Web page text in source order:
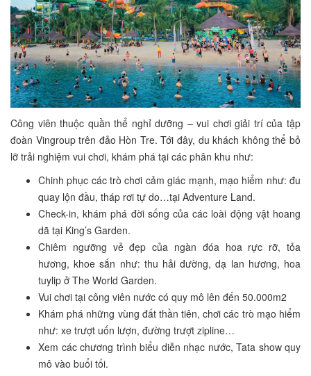
Công viên thuộc quần thể nghỉ dưỡng – vui chơi giải trí của tập
đoàn Vingroup trên đảo Hòn Tre. Tới đây, du khách không thể bỏ
lỡ trải nghiệm vui chơi, khám phá tại các phân khu như:
Chinh phục các trò chơi cảm giác mạnh, mạo hiểm như: đu
quay lộn đầu, tháp rơi tự do…tại Adventure Land.
Check-in, khám phá đời sống của các loài động vật hoang
dã tại King’s Garden.
Chiêm ngưỡng vẻ đẹp của ngàn đóa hoa rực rỡ, tỏa
hương, khoe sắn như: thu hải đường, dạ lan hương, hoa
tuylip ở The World Garden.
Vui chơi tại công viên nước có quy mô lên đến 50.000m2
Khám phá những vùng đất thần tiên, chơi các trò mạo hiểm
như: xe trượt uốn lượn, đường trượt zipline…
Xem các chương trình biểu diễn nhạc nước, Tata show quy
mô vào buổi tối.